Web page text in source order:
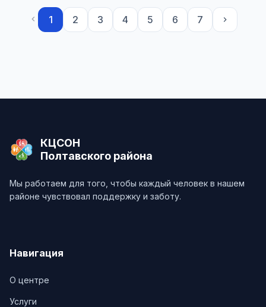
chevron_left 1 2 3 4 5 6 7 chevron_right
КЦСОН
Полтавского района
Мы работаем для того, чтобы каждый человек в нашем
районе чувствовал поддержку и заботу.
Навигация
О центре
Услуги